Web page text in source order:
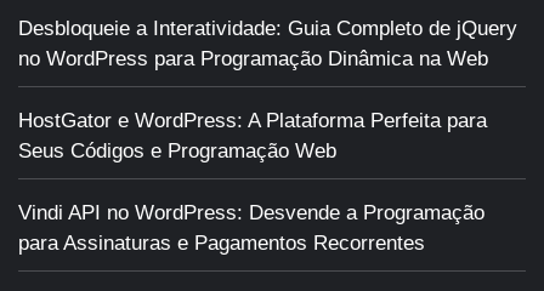
Desbloqueie a Interatividade: Guia Completo de jQuery
no WordPress para Programação Dinâmica na Web
HostGator e WordPress: A Plataforma Perfeita para
Seus Códigos e Programação Web
Vindi API no WordPress: Desvende a Programação
para Assinaturas e Pagamentos Recorrentes